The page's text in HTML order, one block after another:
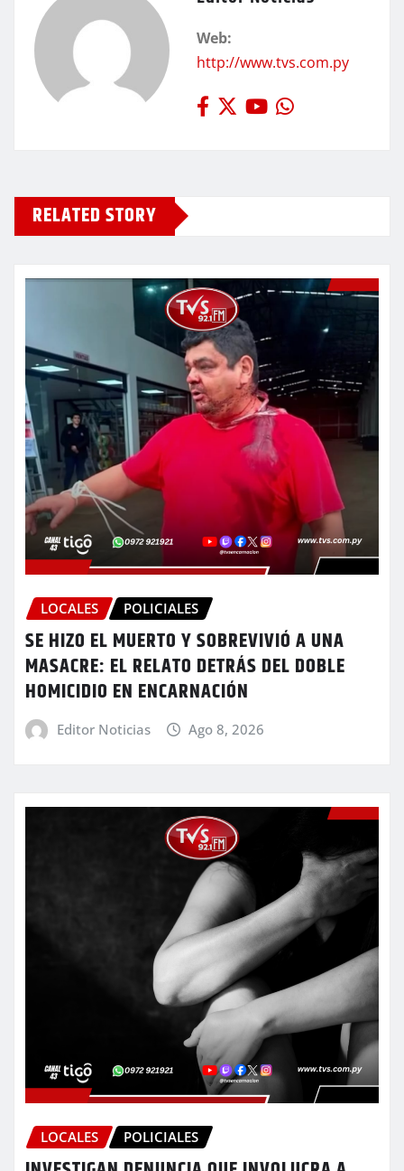
Web:
http://www.tvs.com.py
RELATED STORY
LOCALES POLICIALES
SE HIZO EL MUERTO Y SOBREVIVIÓ A UNA
MASACRE: EL RELATO DETRÁS DEL DOBLE
HOMICIDIO EN ENCARNACIÓN
Editor Noticias Ago 8, 2026
LOCALES POLICIALES